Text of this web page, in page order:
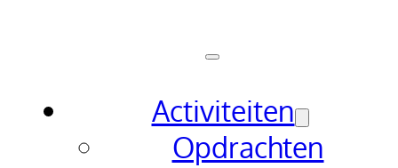
Activiteiten
Opdrachten